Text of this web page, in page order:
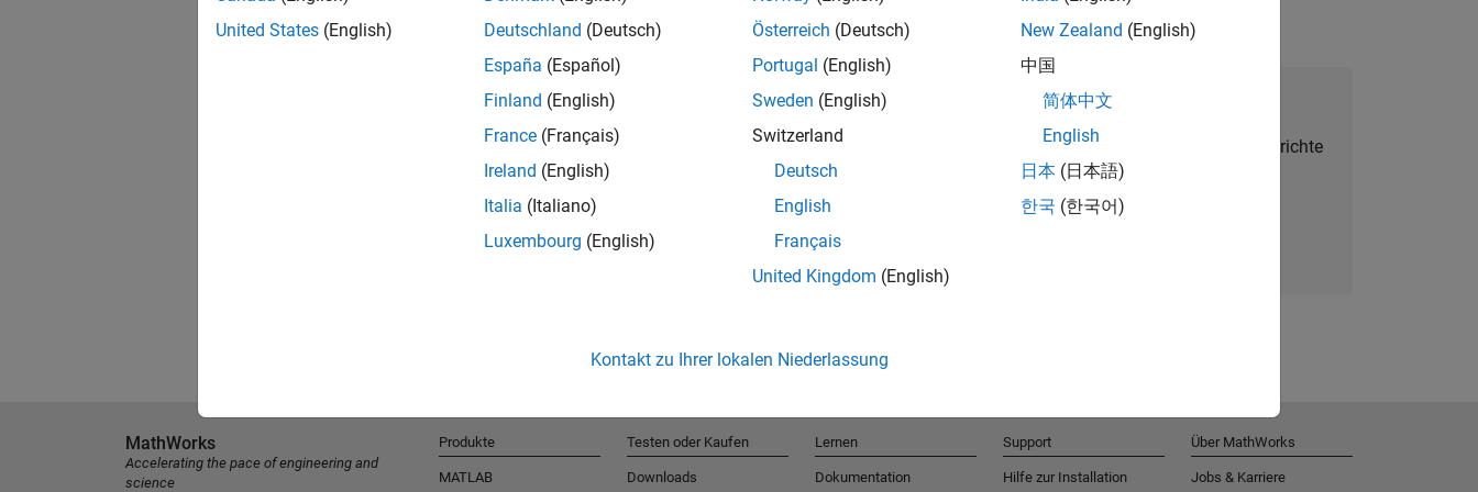
Talent Network beitreten
Erhalten Sie personalisierte Stellenangebote, Berichte
und Unternehmensneuigkeiten.
United States (English)
Deutschland (Deutsch)
España (Español)
Finland (English)
France (Français)
Ireland (English)
Italia (Italiano)
Luxembourg (English)
Österreich (Deutsch)
Portugal (English)
Sweden (English)
Switzerland
Deutsch
English
Français
United Kingdom (English)
New Zealand (English)
中国
简体中文
English
日本 (日本語)
한국 (한국어)
Kontakt zu Ihrer lokalen Niederlassung
MathWorks
Accelerating the pace of engineering and
science
Produkte
MATLAB
Testen oder Kaufen
Downloads
Lernen
Dokumentation
Support
Hilfe zur Installation
Über MathWorks
Jobs & Karriere